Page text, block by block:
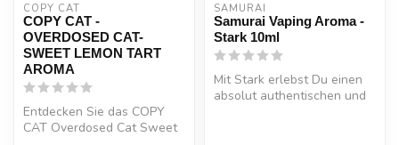
COPY CAT
COPY CAT -
OVERDOSED CAT-
SWEET LEMON TART
AROMA
Entdecken Sie das COPY
CAT Overdosed Cat Sweet
SAMURAI
Samurai Vaping Aroma -
Stark 10ml
Mit Stark erlebst Du einen
absolut authentischen und